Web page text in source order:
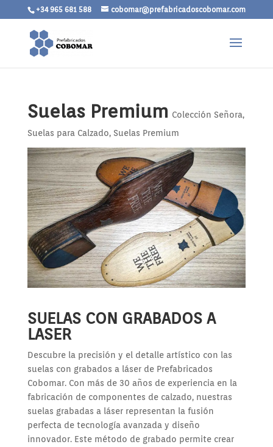
+34 965 681 588 cobomar@prefabricadoscobomar.com
Suelas Premium Colección Señora,
Suelas para Calzado, Suelas Premium
SUELAS CON GRABADOS A
LASER
Descubre la precisión y el detalle artístico con las
suelas con grabados a láser de Prefabricados
Cobomar. Con más de 30 años de experiencia en la
fabricación de componentes de calzado, nuestras
suelas grabadas a láser representan la fusión
perfecta de tecnología avanzada y diseño
innovador. Este método de grabado permite crear